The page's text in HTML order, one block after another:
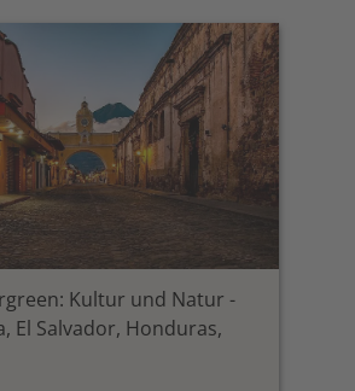
Kultur und Natur -
El Salvador, Honduras,